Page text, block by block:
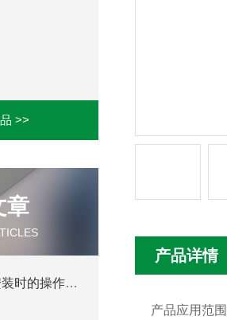
>>
章
低烟无卤仪表电缆安装时的操作规范
产品详情
产品应用范